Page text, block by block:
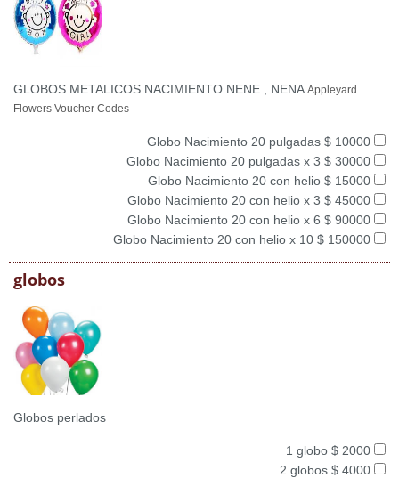
GLOBOS METALICOS NACIMIENTO NENE , NENA Appleyard
Flowers Voucher Codes
Globo Nacimiento 20 pulgadas $ 10000
Globo Nacimiento 20 pulgadas x 3 $ 30000
Globo Nacimiento 20 con helio $ 15000
Globo Nacimiento 20 con helio x 3 $ 45000
Globo Nacimiento 20 con helio x 6 $ 90000
Globo Nacimiento 20 con helio x 10 $ 150000
globos
Globos perlados
1 globo $ 2000
2 globos $ 4000